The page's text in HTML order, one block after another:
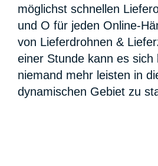
möglichst schnellen
und O für jeden Online-
von Lieferdrohnen &
einer Stunde kann es sich
niemand mehr leisten in
dynamischen Gebiet zu